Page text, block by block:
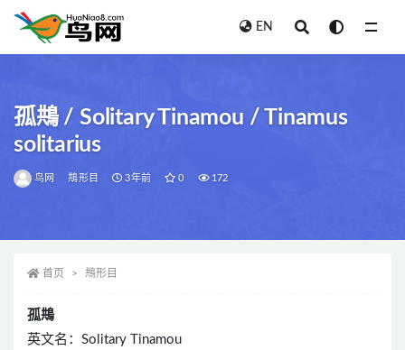
EN
孤䳍 / Solitary Tinamou / Tinamus
solitarius
鸟网 䳍形目 3年前 0 172
首页 䳍形目
孤䳍
英文名：Solitary Tinamou